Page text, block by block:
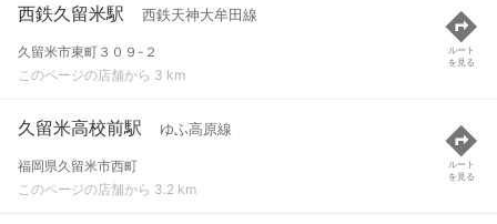
西鉄久留米駅 西鉄天神大牟田線
久留米市東町３０９-２
このページの店舗から 3 km
ルート
を見る
久留米高校前駅 ゆふ高原線
福岡県久留米市西町
このページの店舗から 3.2 km
ルート
を見る